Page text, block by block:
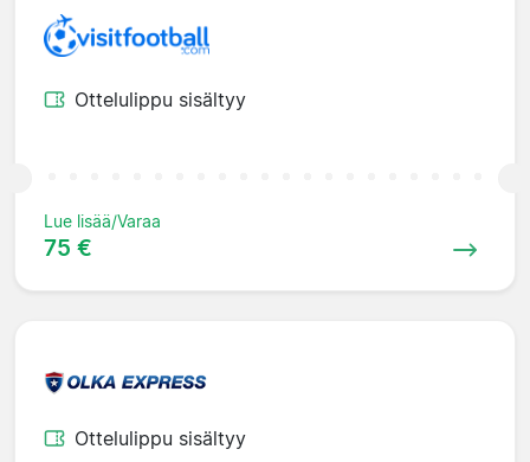
Ottelulippu sisältyy
Lue lisää/Varaa
75 €
Ottelulippu sisältyy